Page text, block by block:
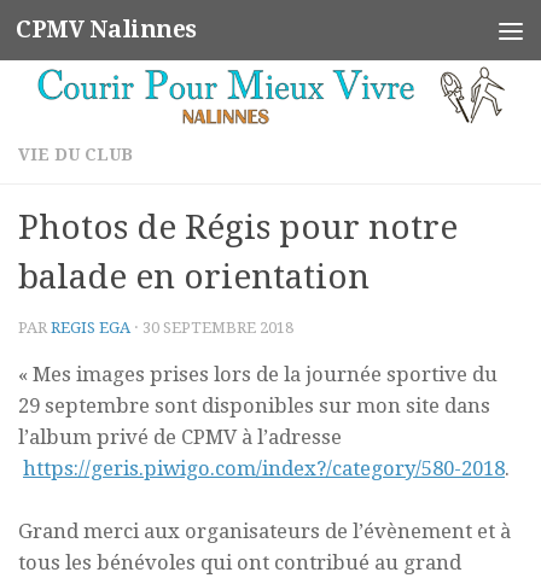
Skip to content
CPMV Nalinnes
VIE DU CLUB
Photos de Régis pour notre
balade en orientation
PAR REGIS EGA · 30 SEPTEMBRE 2018
« Mes images prises lors de la journée sportive du
29 septembre sont disponibles sur mon site dans
l’album privé de CPMV à l’adresse
https://geris.piwigo.com/index?/category/580-2018.
Grand merci aux organisateurs de l’évènement et à
tous les bénévoles qui ont contribué au grand